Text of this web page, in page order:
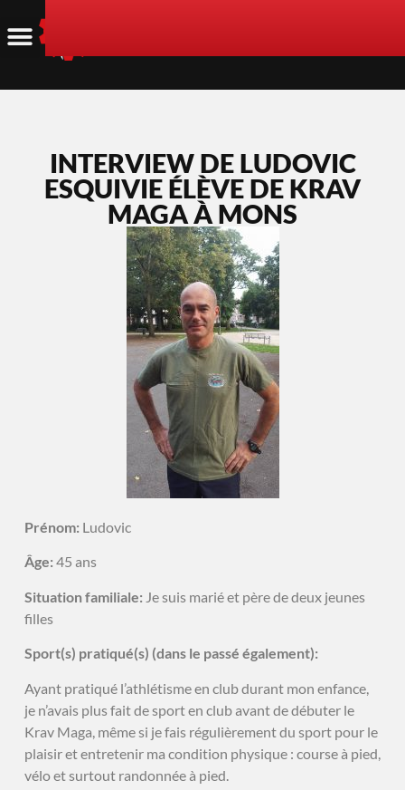
INTERVIEW DE LUDOVIC
ESQUIVIE ÉLÈVE DE KRAV
MAGA À MONS
Prénom: Ludovic
Âge: 45 ans
Situation familiale: Je suis marié et père de deux jeunes
filles
Sport(s) pratiqué(s) (dans le passé également):
Ayant pratiqué l’athlétisme en club durant mon enfance,
je n’avais plus fait de sport en club avant de débuter le
Krav Maga, même si je fais régulièrement du sport pour le
plaisir et entretenir ma condition physique : course à pied,
vélo et surtout randonnée à pied.